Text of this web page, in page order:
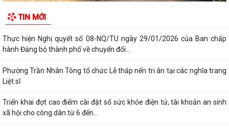
TIN MỚI
tìm kiếm, quy tập và xác định...
Thực hiện Nghị quyết số 08-NQ/TU ngày 29/01/2026 của Ban chấp
hành Đảng bộ thành phố về chuyển đổi...
Phường Trần Nhân Tông tổ chức Lễ thắp nến tri ân tại các nghĩa trang
Liệt sĩ
Triển khai đợt cao điểm cài đặt sổ sức khỏe điện tử, tài khoản an sinh
xã hội cho công dân từ 6 đến...